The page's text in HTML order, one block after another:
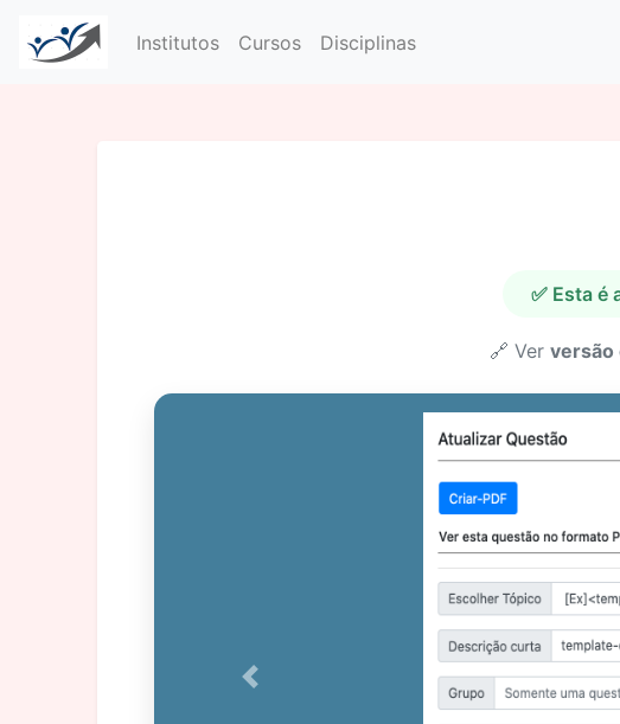
Institutos Cursos Disciplinas
✅ Esta é
🔗 Ver versão
Previous